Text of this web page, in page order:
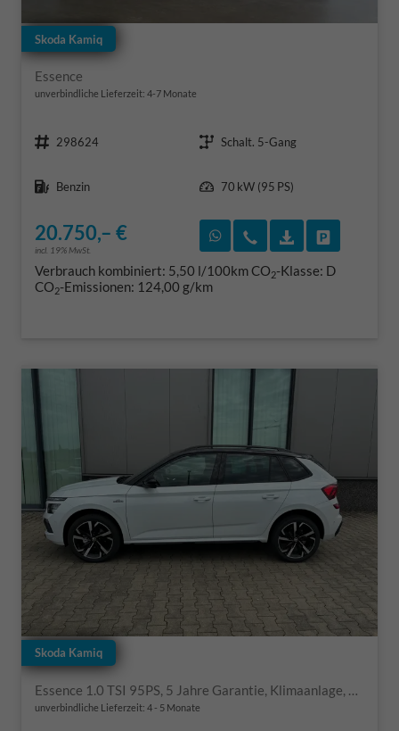
Skoda Kamiq
Essence
unverbindliche Lieferzeit: 4-7 Monate
298624
Schalt. 5-Gang
Benzin
70 kW (95 PS)
20.750,– €
incl. 19% MwSt.
Rückruf vereinbaren
Wir rufen Sie an
Verbrauch kombiniert: 5,50 l/100kmCO2-Klasse: D
CO2-Emissionen: 124,00 g/km
Skoda Kamiq
Essence 1.0 TSI 95PS, 5 Jahre Garantie, Klimaanlage, Radio 8"/Bluetooth, Parksensoren hinten, LED-Scheinwerfer, Dachreling, Virtual Cockpit
unverbindliche Lieferzeit: 4 - 5 Monate